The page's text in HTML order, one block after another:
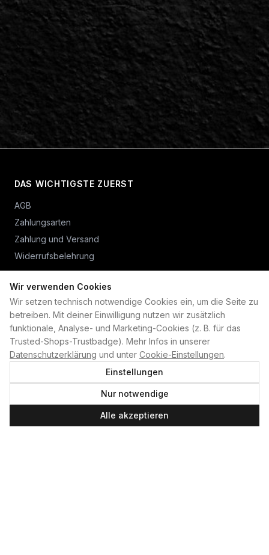
Wir verwenden Cookies
Wir setzen technisch notwendige Cookies ein, um die Seite zu
betreiben. Mit deiner Einwilligung nutzen wir zusätzlich
funktionale, Analyse- und Marketing-Cookies (z. B. für das
Trusted-Shops-Trustbadge). Mehr Infos in unserer
Datenschutzerklärung und unter Cookie-Einstellungen.
Einstellungen
Nur notwendige
Alle akzeptieren
DAS WICHTIGSTE ZUERST
AGB
Zahlungsarten
Zahlung und Versand
Widerrufsbelehrung
PLAN B
Home
Kontakt
Impressum
Datenschutzerklärung